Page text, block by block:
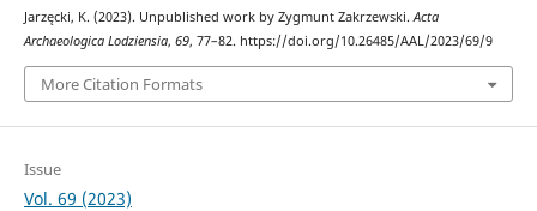
Jarzęcki, K. (2023). Unpublished work by Zygmunt Zakrzewski.Acta
Archaeologica Lodziensia, 69, 77–82. https://doi.org/10.26485/AAL/2023/69/9
More Citation Formats
Issue
Vol. 69 (2023)